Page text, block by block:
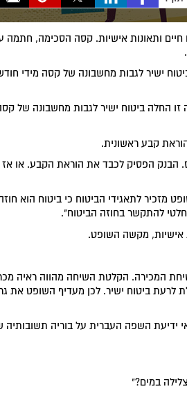
ותאונות אישיות. קסה הסכימה, חתמה
ישיר לגבות מחשבונה של קסה מידי
החלה ביטוח ישיר לגבות מחשבונה של
קבע ראשונית.
הבנק הפסיק לכבד את הוראת הקבע. או
מזכיר לתאגידי הביטוח כי ביטוח הוא
להתקשר בחוזה הביטוח".
אישיות, מקשה השופט.
המכירה. הקלטת השיחה מהווה ראיה
לרעת ביטוח ישיר. לכן מעדיף השופט את
ידיעת השפה העברית על בוריה
במים?"